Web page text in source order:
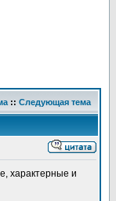
:: Следующая тема
характерные и